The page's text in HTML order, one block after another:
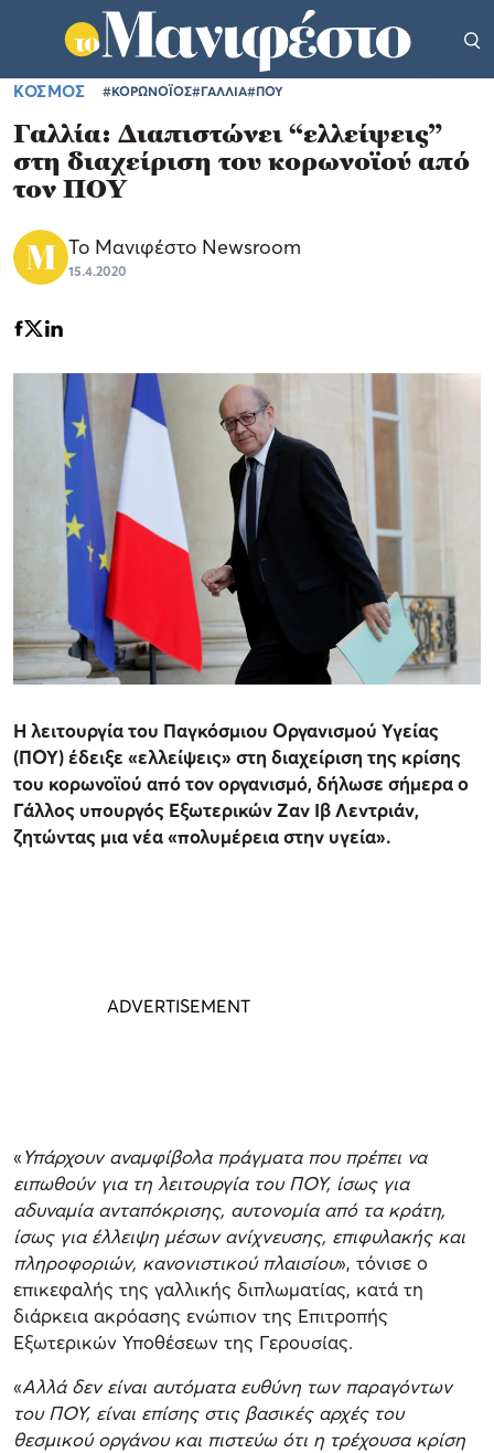
ΚΟΣΜΟΣ #ΚΟΡΩΝΟΪΟΣ#ΓΑΛΛΙΑ#ΠΟΥ
Γαλλία: Διαπιστώνει “ελλείψεις”
στη διαχείριση του κορωνοϊού από
τον ΠΟΥ
Το Μανιφέστο Newsroom
15.4.2020
Η λειτουργία του Παγκόσμιου Οργανισμού Υγείας
(ΠΟΥ) έδειξε «ελλείψεις» στη διαχείριση της κρίσης
του κορωνοϊού από τον οργανισμό, δήλωσε σήμερα ο
Γάλλος υπουργός Εξωτερικών Ζαν Ιβ Λεντριάν,
ζητώντας μια νέα «πολυμέρεια στην υγεία».
«Υπάρχουν αναμφίβολα πράγματα που πρέπει να
ειπωθούν για τη λειτουργία του ΠΟΥ, ίσως για
αδυναμία ανταπόκρισης, αυτονομία από τα κράτη,
ίσως για έλλειψη μέσων ανίχνευσης, επιφυλακής και
πληροφοριών, κανονιστικού πλαισίου», τόνισε ο
επικεφαλής της γαλλικής διπλωματίας, κατά τη
διάρκεια ακρόασης ενώπιον της Επιτροπής
Εξωτερικών Υποθέσεων της Γερουσίας.
«Αλλά δεν είναι αυτόματα ευθύνη των παραγόντων
του ΠΟΥ, είναι επίσης στις βασικές αρχές του
θεσμικού οργάνου και πιστεύω ότι η τρέχουσα κρίση